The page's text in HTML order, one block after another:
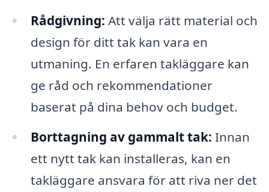
Rådgivning: Att välja rätt material och
design för ditt tak kan vara en
utmaning. En erfaren takläggare kan
ge råd och rekommendationer
baserat på dina behov och budget.
Borttagning av gammalt tak: Innan
ett nytt tak kan installeras, kan en
takläggare ansvara för att riva ner det